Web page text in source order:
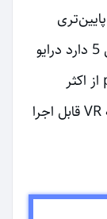
نسبت به مدل‌های استاندارد پلی استیشن 5 دارد درایو
نوری حذف شده است. ضمن این که ps5 از اکثر
بازی‌هایی که روی پلی استیشن 4 و نسخه VR قابل اجرا